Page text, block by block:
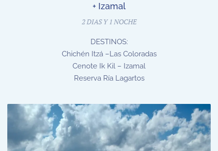
+ Izamal
2 DIAS Y 1 NOCHE
DESTINOS:
Chichén Itzá –Las Coloradas
Cenote Ik Kil – Izamal
Reserva Ría Lagartos